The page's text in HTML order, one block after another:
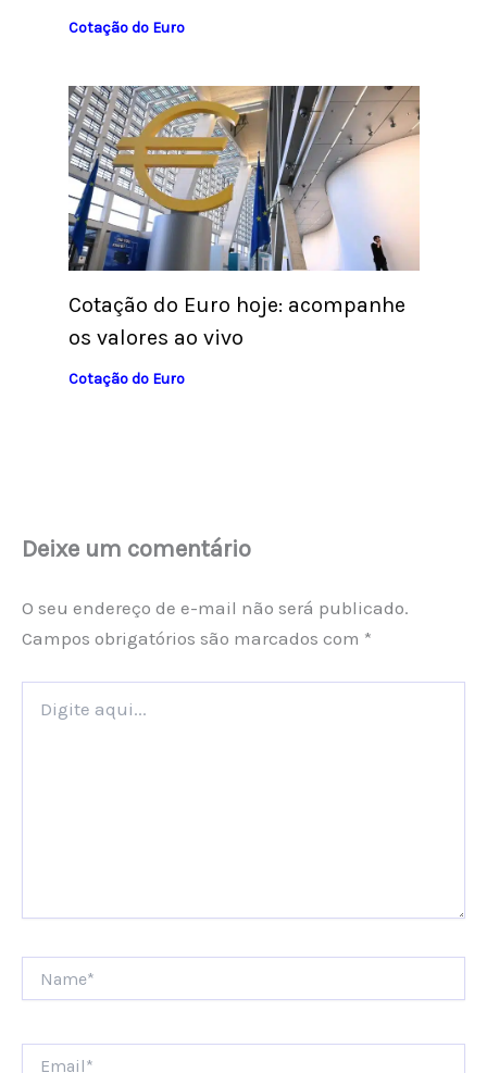
Cotação do Euro
Cotação do Euro hoje: acompanhe
os valores ao vivo
Cotação do Euro
Deixe um comentário
O seu endereço de e-mail não será publicado.
Campos obrigatórios são marcados com *
aqui...